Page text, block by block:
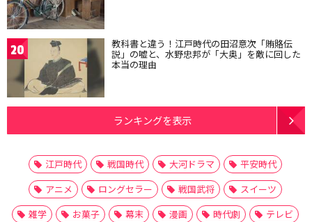
20 教科書と違う！江戸時代の田沼意次「賄賂伝
説」の嘘と、水野忠邦が「大奥」を敵に回した
本当の理由
ランキングを表示
江戸時代 戦国時代 大河ドラマ
平安時代
アニメ
ロングセラー 戦国武将
スイーツ
雑学
お菓子 幕末 漫画 時代劇
テレビ